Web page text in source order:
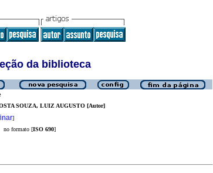
da biblioteca
SOUZA, LUIZ AUGUSTO [Autor]
]
no formato [ISO 690]